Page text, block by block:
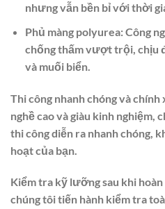
nhưng vẫn bền bỉ với thời
Phủ màng polyurea: Công
chống thấm vượt trội, chịu
và muối biển.
Thi công nhanh chóng và
nghề cao và giàu kinh nghiệm,
thi công diễn ra nhanh chóng,
hoạt của bạn.
Kiểm tra kỹ lưỡng sau khi
chúng tôi tiến hành kiểm tra